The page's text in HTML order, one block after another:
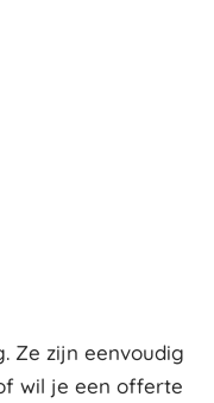
Ze zijn eenvoudig
wil je een offerte